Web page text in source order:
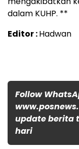
dalam KUHP. **
Editor :Hadwan
Follow
update berita
hari